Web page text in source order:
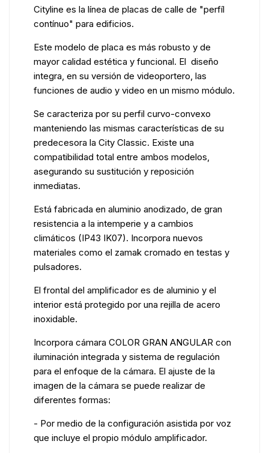
Cityline es la línea de placas de calle de "perfíl
contínuo" para edificios.
Este modelo de placa es más robusto y de
mayor calidad estética y funcional. El diseño
integra, en su versión de videoportero, las
funciones de audio y video en un mismo módulo.
Se caracteriza por su perfil curvo-convexo
manteniendo las mismas características de su
predecesora la City Classic. Existe una
compatibilidad total entre ambos modelos,
asegurando su sustitución y reposición
inmediatas.
Está fabricada en aluminio anodizado, de gran
resistencia a la intemperie y a cambios
climáticos (IP43 IK07). Incorpora nuevos
materiales como el zamak cromado en testas y
pulsadores.
El frontal del amplificador es de aluminio y el
interior está protegido por una rejilla de acero
inoxidable.
Incorpora cámara COLOR GRAN ANGULAR con
iluminación integrada y sistema de regulación
para el enfoque de la cámara. El ajuste de la
imagen de la cámara se puede realizar de
diferentes formas:
- Por medio de la configuración asistida por voz
que incluye el propio módulo amplificador.